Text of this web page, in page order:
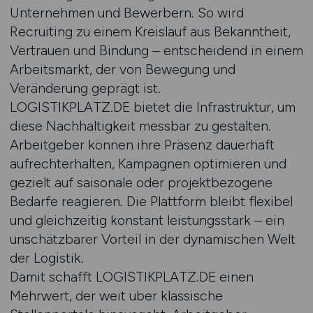
Unternehmen und Bewerbern. So wird
Recruiting zu einem Kreislauf aus Bekanntheit,
Vertrauen und Bindung – entscheidend in einem
Arbeitsmarkt, der von Bewegung und
Veränderung geprägt ist.
LOGISTIKPLATZ.DE bietet die Infrastruktur, um
diese Nachhaltigkeit messbar zu gestalten.
Arbeitgeber können ihre Präsenz dauerhaft
aufrechterhalten, Kampagnen optimieren und
gezielt auf saisonale oder projektbezogene
Bedarfe reagieren. Die Plattform bleibt flexibel
und gleichzeitig konstant leistungsstark – ein
unschätzbarer Vorteil in der dynamischen Welt
der Logistik.
Damit schafft LOGISTIKPLATZ.DE einen
Mehrwert, der weit über klassische